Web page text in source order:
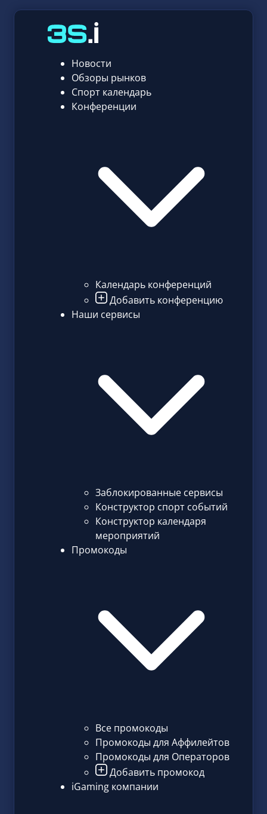
Новости
Обзоры рынков
Спорт календарь
Конференции
Календарь конференций
Добавить конференцию
Наши сервисы
Заблокированные сервисы
Конструктор спорт событий
Конструктор календаря
мероприятий
Промокоды
Все промокоды
Промокоды для Аффилейтов
Промокоды для Операторов
Добавить промокод
iGaming компании